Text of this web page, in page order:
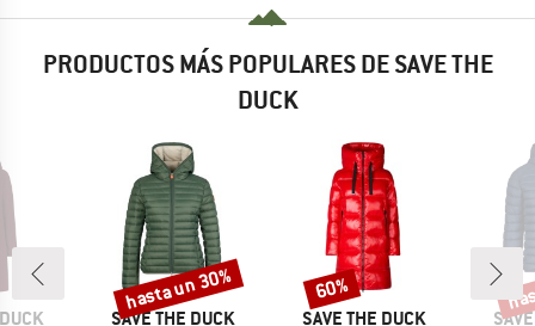
PRODUCTOS MÁS POPULARES DE SAVE THE
DUCK
MARCA
SAVE THE DUCK
Descuento
hasta un 30%
MARCA
SAVE THE DUCK
Descuento
60%